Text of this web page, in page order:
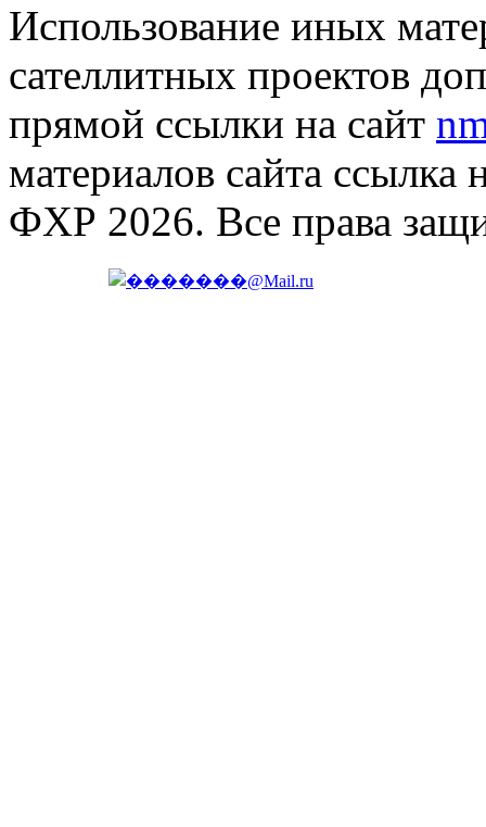
Использование иных
сателлитных проектов
прямой ссылки на сайт
материалов сайта ссылка
ФХР 2026. Все права